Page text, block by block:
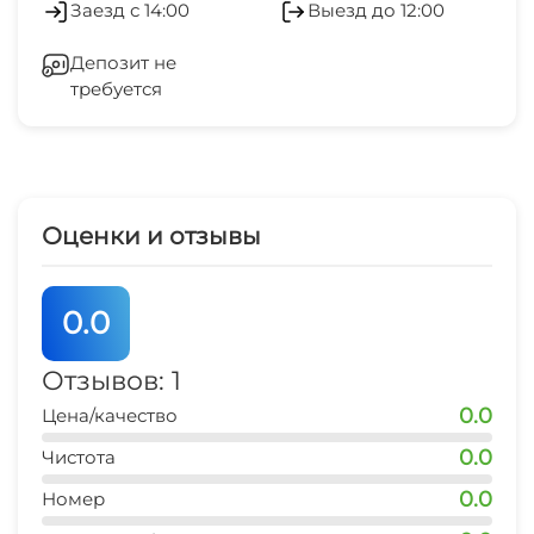
центр развлечений
аквапарк
10 мин
15 мин
банкомат Сбербанк
Прачечная
Заезд с 14:00 Выезд до 12:00
Депозит не
требуется
Оценки и отзывы
0.0
Отзывов: 1
Цена/качество 0.0
Чистота 0.0
Номер 0.0